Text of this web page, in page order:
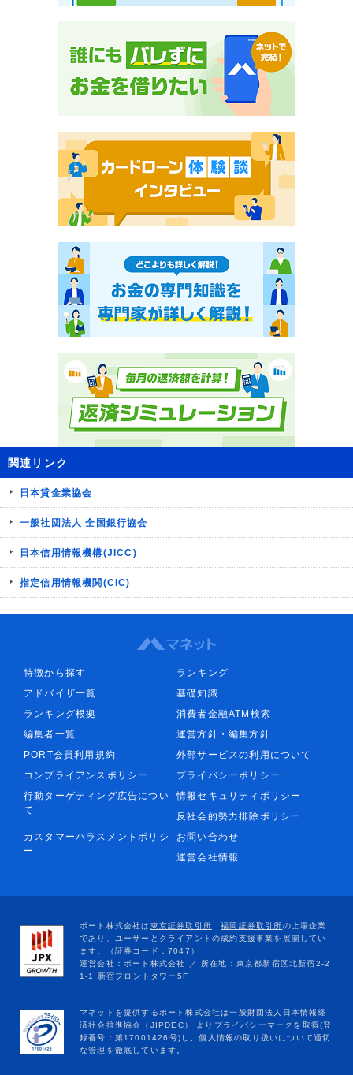
関連リンク
日本貸金業協会
一般社団法人 全国銀行協会
日本信用情報機構(JICC)
指定信用情報機関(CIC)
特徴から探す
ランキング
アドバイザ一覧
基礎知識
ランキング根拠
消費者金融ATM検索
編集者一覧
運営方針・編集方針
PORT会員利用規約
外部サービスの利用について
コンプライアンスポリシー
プライバシーポリシー
行動ターゲティング広告につい
て
情報セキュリティポリシー
反社会的勢力排除ポリシー
カスタマーハラスメントポリシ
ー
お問い合わせ
運営会社情報